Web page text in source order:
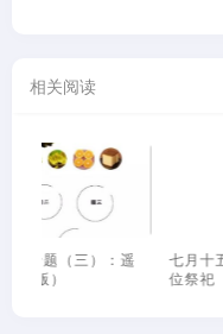
相关阅读
七月十五祭祖专题（四）
位祭祀（2026版）